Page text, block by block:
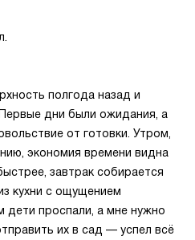
полгода назад и
дни были ожидания, а
от готовки. Утром,
экономия времени видна
завтрак собирается
кухни с ощущением
проспали, а мне нужно
их в сад — успел всё